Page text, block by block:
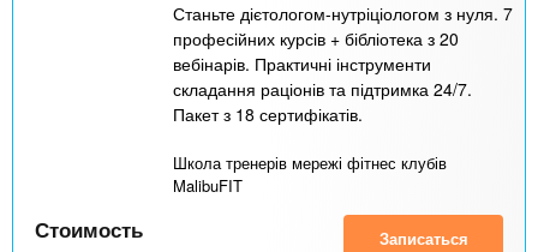
Станьте дієтологом-нутріціологом з нуля. 7
професійних курсів + бібліотека з 20
вебінарів. Практичні інструменти
складання раціонів та підтримка 24/7.
Пакет з 18 сертифікатів.
Школа тренерів мережі фітнес клубів
MalibuFIT
Стоимость Записаться